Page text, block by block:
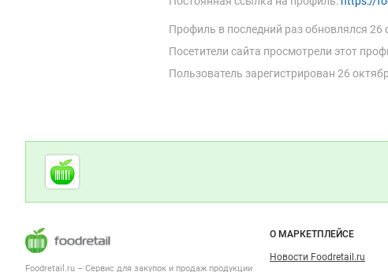
Профиль в последний раз обновлялся 26
Посетители сайта просмотрели этот
Пользователь зарегистрирован 26
Дополнительная информация
Cсылки на полезные проекты
Foodretail.ru
— продукты
Важные разделы и контакты
Foodretail.ru – Сервис для закупок и продаж продукции
Навигация по
О МАРКЕТПЛЕЙСЕ
Новости Foodretail.ru